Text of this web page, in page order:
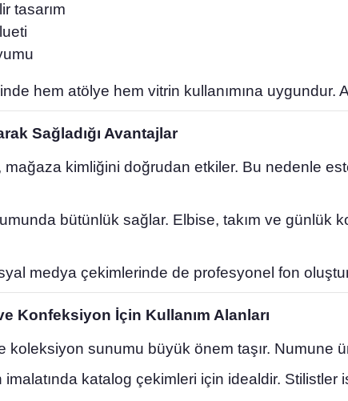
tasarım
hem atölye hem vitrin kullanımına uygundur.
Sağladığı Avantajlar
mağaza kimliğini doğrudan etkiler. Bu nedenle
bütünlük sağlar. Elbise, takım ve
medya çekimlerinde de profesyonel fon
Konfeksiyon İçin Kullanım Alanları
koleksiyon sunumu büyük önem taşır. Numune
katalog çekimleri için idealdir. Stilistler